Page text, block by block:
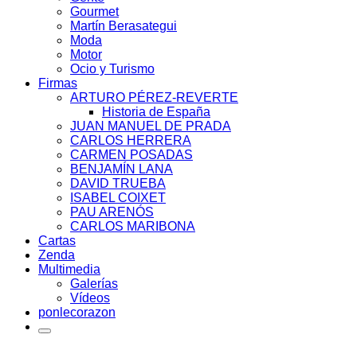
Gourmet
Martín Berasategui
Moda
Motor
Ocio y Turismo
Firmas
ARTURO PÉREZ-REVERTE
Historia de España
JUAN MANUEL DE PRADA
CARLOS HERRERA
CARMEN POSADAS
BENJAMÍN LANA
DAVID TRUEBA
ISABEL COIXET
PAU ARENÓS
CARLOS MARIBONA
Cartas
Zenda
Multimedia
Galerías
Vídeos
ponlecorazon